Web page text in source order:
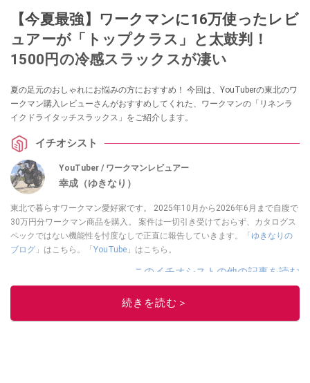
【今夏最強】ワークマンに16万使ったレビ
ュアーが「トップクラス」と太鼓判！
1500円の冷感スラックスが凄い
夏の足元のおしゃれにお悩みの方におすすめ！ 今回は、YouTuberの東北のワ
ークマン購入レビューさんがおすすめしてくれた、ワークマンの「リネンラ
イクドライタッチスラックス」をご紹介します。
イチオシスト
YouTuber / ワークマンレビュアー
幸成（ゆきなり）
東北で暮らすワークマン愛好家です。 2025年10月から2026年6月まで自腹で
30万円分ワークマン商品を購入。 案件は一切引き受けておらず、カタログス
ペックではない機能性を忖度なしで正直に報告していきます。「ゆきなりの
ブログ 」はこちら。「YouTube 」はこちら。
このイチオシストの他の記事を読む
続きを読む＞